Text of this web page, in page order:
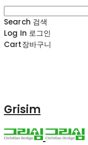
Search 검색
Log In 로그인
Cart장바구니
Grisim